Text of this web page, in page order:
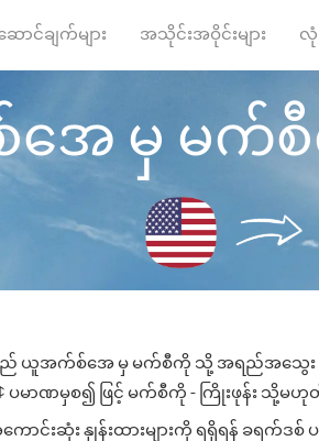
ာင်ချက်များ အသိုင်းအဝိုင်းများ လုံ
မှ မက်စီ
သည် ယူအက်စ်အေ မှ မက်စီကို သို့ အရည်အသွေး က
ပမာဏမှစ၍ ဖြင့် မက်စီကို - ကြိုးဖုန်း သို့မ
းဆုံး နှုန်းထားများကို ရရှိရန် ခရက်ဒ